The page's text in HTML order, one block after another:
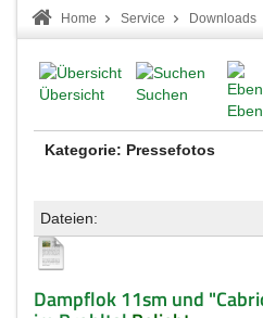
Home Service Downloads
Übersicht
Suchen
Kategorie: Pressefotos
Dateien:
Dampflok 11sm und